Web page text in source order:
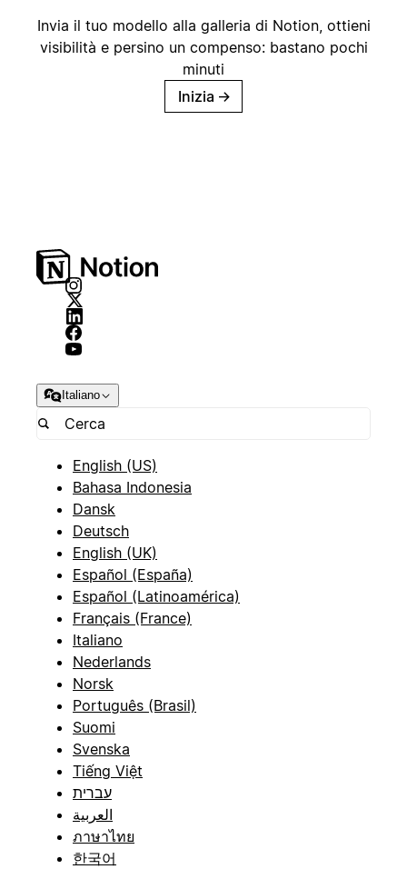
Invia il tuo modello alla galleria di Notion, ottieni
visibilità e persino un compenso: bastano pochi
minuti
Inizia →
Italiano
English (US)
Bahasa Indonesia
Dansk
Deutsch
English (UK)
Español (España)
Español (Latinoamérica)
Français (France)
Italiano
Nederlands
Norsk
Português (Brasil)
Suomi
Svenska
Tiếng Việt
עברית
العربية
ภาษาไทย
한국어